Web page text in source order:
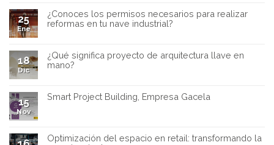
25
Ene
¿Conoces los permisos necesarios para realizar
reformas en tu nave industrial?
18
Dic
¿Qué significa proyecto de arquitectura llave en
mano?
15
Nov
Smart Project Building, Empresa Gacela
Optimización del espacio en retail: transformando la